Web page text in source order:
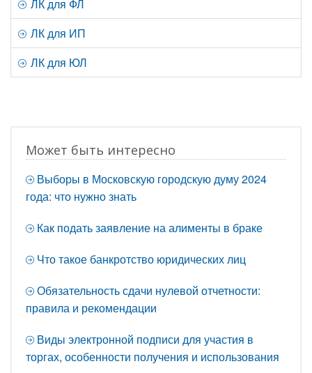
ЛК для ФЛ
ЛК для ИП
ЛК для ЮЛ
Может быть интересно
Выборы в Московскую городскую думу 2024
года: что нужно знать
Как подать заявление на алименты в браке
Что такое банкротство юридических лиц
Обязательность сдачи нулевой отчетности:
правила и рекомендации
Виды электронной подписи для участия в
торгах, особенности получения и использования